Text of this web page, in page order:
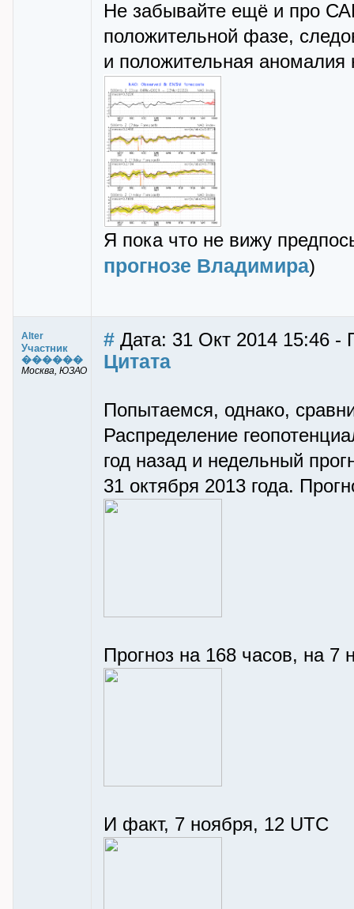
Не забывайте ещё и про
положительной фазе,
и положительная
Я пока что не вижу
прогнозе Владимира)
Alter
Участник
������
Москва, ЮЗАО
# Дата: 31 Окт 2014 15:46 -
Цитата
Попытаемся, однако,
Распределение
год назад и недельный
31 октября 2013 года.
Прогноз на 168 часов, на 7
И факт, 7 ноября, 12 UTC